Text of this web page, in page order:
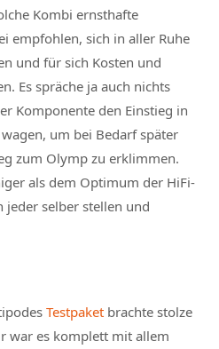
Kombi ernsthafte
empfohlen, sich in aller Ruhe
und für sich Kosten und
Es spräche ja auch nichts
Komponente den Einstieg in
um bei Bedarf später
zum Olymp zu erklimmen.
als dem Optimum der HiFi-
jeder selber stellen und
Testpaket brachte stolze
war es komplett mit allem